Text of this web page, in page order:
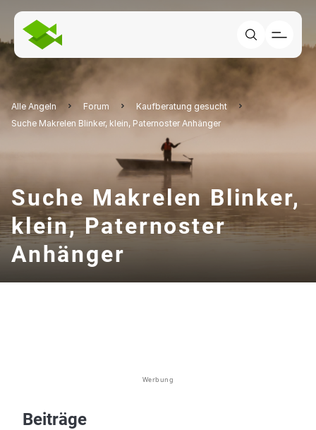
Alle Angeln Forum
Kaufberatung gesucht
Suche Makrelen Blinker, klein, Paternoster Anhänger
Suche Makrelen Blinker,
klein, Paternoster
Anhänger
Werbung
Beiträge